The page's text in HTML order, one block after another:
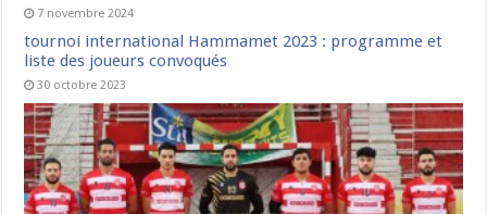
7 novembre 2024
tournoi international Hammamet 2023 : programme et
liste des joueurs convoqués
30 octobre 2023